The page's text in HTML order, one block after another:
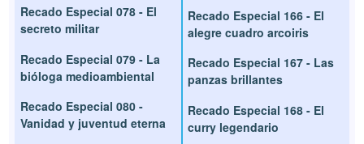
Recado Especial 078 - El
secreto militar
Recado Especial 079 - La
bióloga medioambiental
Recado Especial 080 -
Vanidad y juventud eterna
Recado Especial 166 - El
alegre cuadro arcoiris
Recado Especial 167 - Las
panzas brillantes
Recado Especial 168 - El
curry legendario